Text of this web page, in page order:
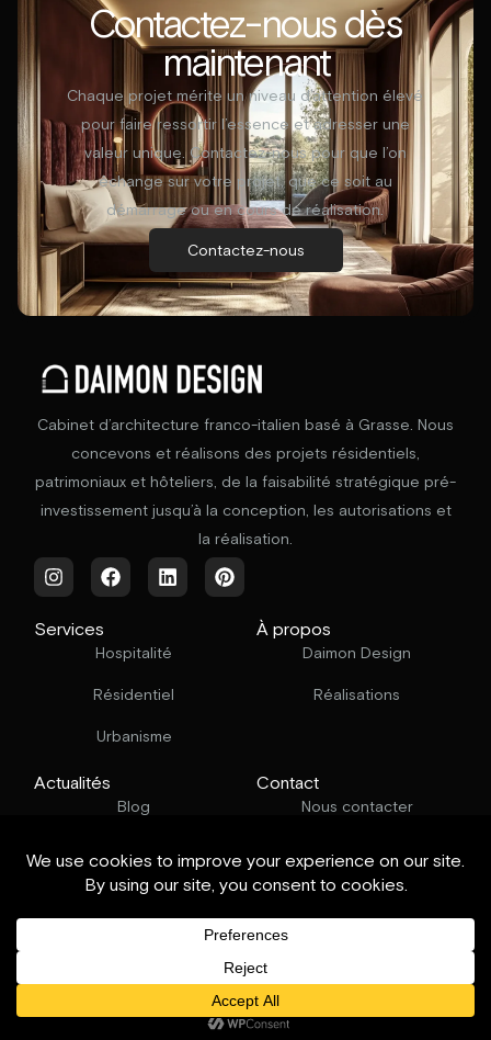
Contactez-nous dès
maintenant
Chaque projet mérite un niveau d’attention élevé
pour faire ressortir l’essence et adresser une
valeur unique. Contactez-nous pour que l’on
échange sur votre projet, que ce soit au
démarrage ou en cours de réalisation.
Contactez-nous
Cabinet d’architecture franco-italien basé à Grasse. Nous
concevons et réalisons des projets résidentiels,
patrimoniaux et hôteliers, de la faisabilité stratégique pré-
investissement jusqu’à la conception, les autorisations et
la réalisation.
Services
Hospitalité
Résidentiel
Urbanisme
À propos
Daimon Design
Réalisations
Actualités
Blog
Contact
Nous contacter
© Daimon Design. Tous droits réservés.
légales.Site internet :Blvck Studio